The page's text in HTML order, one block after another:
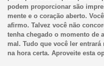
podem proporcionar são
mente e o coração aberto.
afirmo. Talvez você não
tenha chegado o momento de
mal. Tudo que você ler
na hora certa. Aproveite esta